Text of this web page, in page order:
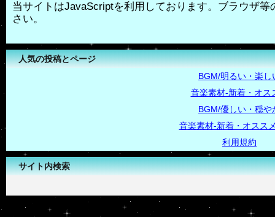
当サイトはJavaScriptを利用しております。ブラウザ
さい。
人気の投稿とページ
BGM/明るい・楽し
音楽素材-新着・オス
BGM/優しい・穏や
音楽素材-新着・オスス
利用規約
サイト内検索